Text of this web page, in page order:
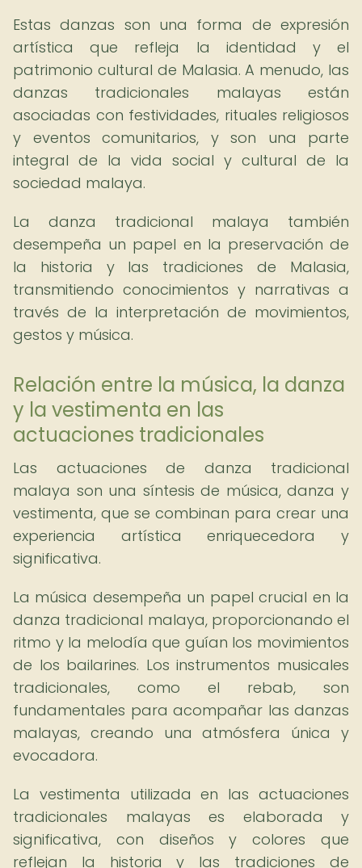
Estas danzas son una forma de expresión
artística que refleja la identidad y el
patrimonio cultural de Malasia. A menudo, las
danzas tradicionales malayas están
asociadas con festividades, rituales religiosos
y eventos comunitarios, y son una parte
integral de la vida social y cultural de la
sociedad malaya.
La danza tradicional malaya también
desempeña un papel en la preservación de
la historia y las tradiciones de Malasia,
transmitiendo conocimientos y narrativas a
través de la interpretación de movimientos,
gestos y música.
Relación entre la música, la danza
y la vestimenta en las
actuaciones tradicionales
Las actuaciones de danza tradicional
malaya son una síntesis de música, danza y
vestimenta, que se combinan para crear una
experiencia artística enriquecedora y
significativa.
La música desempeña un papel crucial en la
danza tradicional malaya, proporcionando el
ritmo y la melodía que guían los movimientos
de los bailarines. Los instrumentos musicales
tradicionales, como el rebab, son
fundamentales para acompañar las danzas
malayas, creando una atmósfera única y
evocadora.
La vestimenta utilizada en las actuaciones
tradicionales malayas es elaborada y
significativa, con diseños y colores que
reflejan la historia y las tradiciones de